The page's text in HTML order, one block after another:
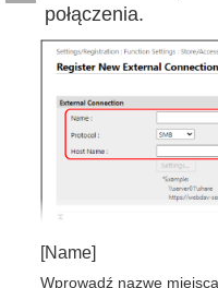
połączenia.
[Name]
Wprowadź nazwę